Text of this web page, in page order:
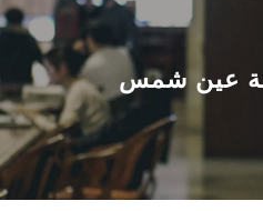
عن الجامعة
القطاعـات
الشئون الأكاديمية
البحث العلمي
عين شمس